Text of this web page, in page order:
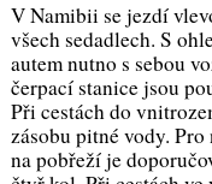
V Namibii se jezdí
všech sedadlech. S
autem nutno s sebou
čerpací stanice jsou
Při cestách do
zásobu pitné vody.
na pobřeží je